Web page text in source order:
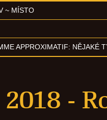
~ MÍSTO
APPROXIMATIF: NĚJAKÉ
-